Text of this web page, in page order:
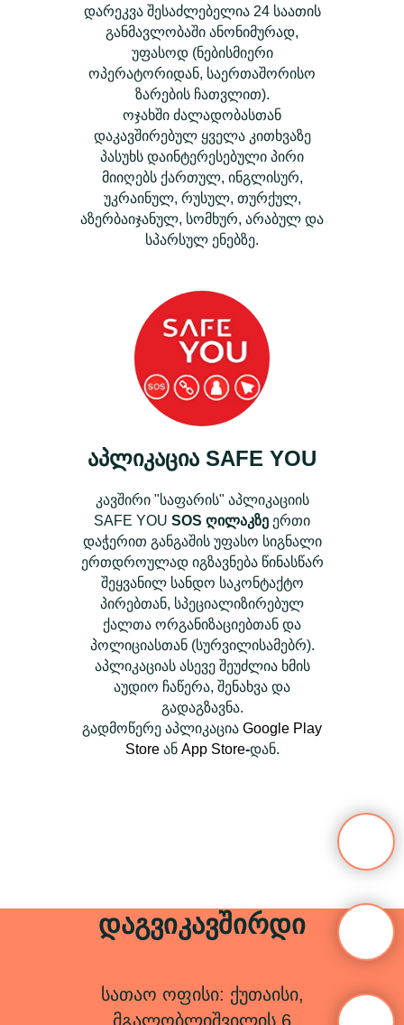
დარეკვა შესაძლებელია 24 საათის
განმავლობაში ანონიმურად,
უფასოდ (ნებისმიერი
ოპერატორიდან, საერთაშორისო
ზარების ჩათვლით).
ოჯახში ძალადობასთან
დაკავშირებულ ყველა კითხვაზე
პასუხს დაინტერესებული პირი
მიიღებს ქართულ, ინგლისურ,
უკრაინულ, რუსულ, თურქულ,
აზერბაიჯანულ, სომხურ, არაბულ და
სპარსულ ენებზე.
აპლიკაცია SAFE YOU
კავშირი "საფარის" აპლიკაციის
SAFE YOU SOS ღილაკზე ერთი
დაჭერით განგაშის უფასო სიგნალი
ერთდროულად იგზავნება წინასწარ
შეყვანილ სანდო საკონტაქტო
პირებთან, სპეციალიზირებულ
ქალთა ორგანიზაციებთან და
პოლიციასთან (სურვილისამებრ).
აპლიკაციას ასევე შეუძლია ხმის
აუდიო ჩაწერა, შენახვა და
გადაგზავნა.
გადმოწერე აპლიკაცია Google Play
Storeან App Store-დან.
დაგვიკავშირდი
სათაო ოფისი: ქუთაისი,
მგალობლიშვილის 6